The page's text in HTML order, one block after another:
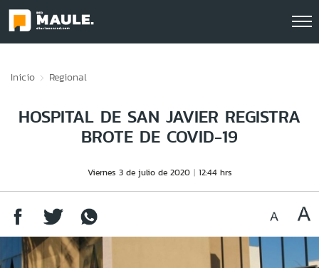
Inicio Regional
HOSPITAL DE SAN JAVIER REGISTRA
BROTE DE COVID-19
Viernes 3 de julio de 2020 12:44 hrs